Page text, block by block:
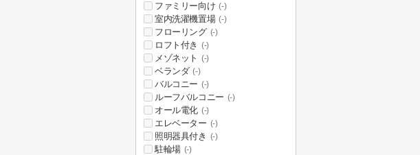
ファミリー向け (-)
室内洗濯機置場 (-)
フローリング (-)
ロフト付き (-)
メゾネット (-)
ベランダ (-)
バルコニー (-)
ルーフバルコニー (-)
オール電化 (-)
エレベーター (-)
照明器具付き (-)
駐輪場 (-)